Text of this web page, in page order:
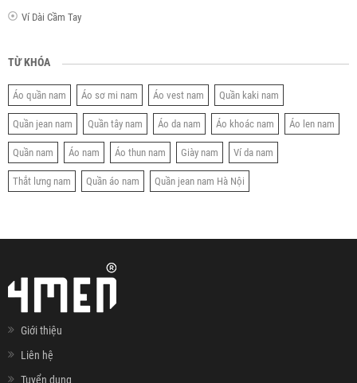
Ví Dài Cầm Tay
TỪ KHÓA
Áo quần nam Áo sơ mi nam Áo vest nam Quần kaki nam
Quần jean nam Quần tây nam Áo da nam Áo khoác nam Áo len nam
Quần nam Áo nam Áo thun nam Giày nam Ví da nam
Thắt lưng nam Quần áo nam Quần jean nam Hà Nội
Giới thiệu
Liên hệ
Tuyển dụng